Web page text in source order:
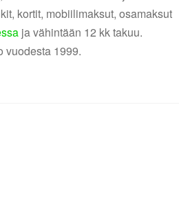
kortit, mobiilimaksut, osamaksut
ja vähintään 12 kk takuu.
vuodesta 1999.